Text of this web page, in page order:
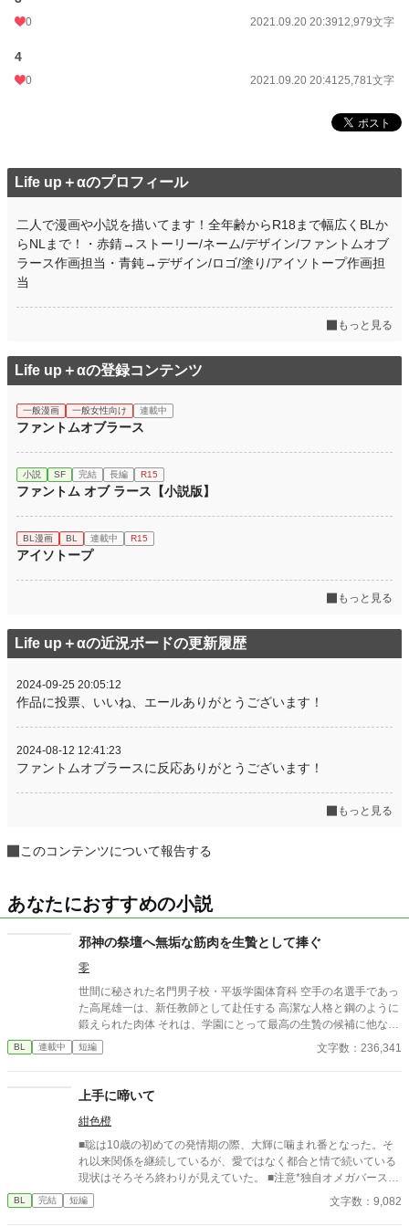
0 2021.09.20 20:3912,979文字
4
0 2021.09.20 20:4125,781文字
Life up＋αのプロフィール
二人で漫画や小説を描いてます！全年齢からR18まで幅広くBLか
らNLまで！・赤錆→ストーリー/ネーム/デザイン/ファントムオブ
ラース作画担当・青鈍→デザイン/ロゴ/塗り/アイソトープ作画担
当
もっと見る
Life up＋αの登録コンテンツ
一般漫画 一般女性向け 連載中
ファントムオブラース
小説 SF 完結 長編 R15
ファントム オブ ラース【小説版】
BL漫画 BL 連載中 R15
アイソトープ
もっと見る
Life up＋αの近況ボードの更新履歴
2024-09-25 20:05:12
作品に投票、いいね、エールありがとうございます！
2024-08-12 12:41:23
ファントムオブラースに反応ありがとうございます！
もっと見る
このコンテンツについて報告する
あなたにおすすめの小説
邪神の祭壇へ無垢な筋肉を生贄として捧ぐ
零
世間に秘された名門男子校・平坂学園体育科 空手の名選手であっ
た高尾雄一は、新任教師として赴任する 高潔な人格と鋼のように
鍛えられた肉体 それは、学園にとって最高の生贄の候補に他なら
なかった 至高の筋肉を持つ、精神を削られ意志をなくした青年を
太古の神に捧げるため、“水”、“風”、“土”の信奉者達が暗躍する 意
校で繰り広げられるダークファンタジー
BL 連載中 短編 文字数：236,341
上手に啼いて
紺色橙
■聡は10歳の初めての発情期の際、大輝に噛まれ番となった。そ
れ以来関係を継続しているが、愛ではなく都合と情で続いている
現状はそろそろ終わりが見えていた。 ■注意*独自オメガバース設
定。■『それは愛か本能か』と同じ世界設定です。関係は一切な
し。
BL 完結 短編 文字数：9,082